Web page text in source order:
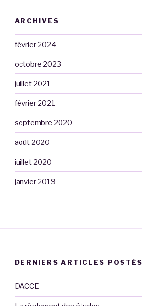
ARCHIVES
février 2024
octobre 2023
juillet 2021
février 2021
septembre 2020
août 2020
juillet 2020
janvier 2019
DERNIERS ARTICLES POSTÉS
DACCE